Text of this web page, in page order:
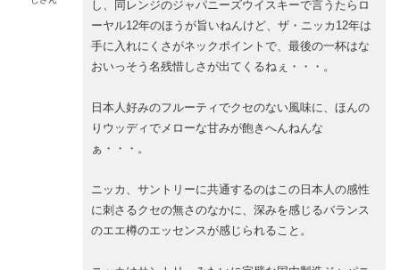
し、同レンジのジャパニーズウイスキーで言うたらロ
ーヤル12年のほうが旨いねんけど、ザ・ニッカ12年は
手に入れにくさがネックポイントで、最後の一杯はな
おいっそう名残惜しさが出てくるねぇ・・・。
日本人好みのフルーティでクセのない風味に、ほんの
りウッディでメローな甘みが飽きへんねんな
ぁ・・・。
ニッカ、サントリーに共通するのはこの日本人の感性
に刺さるクセの無さのなかに、深みを感じるバランス
のエエ樽のエッセンスが感じられること。